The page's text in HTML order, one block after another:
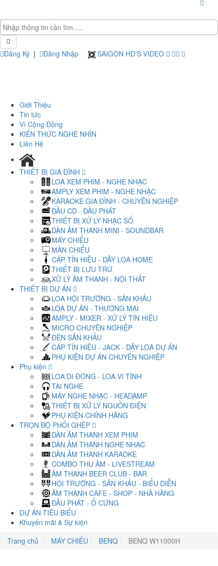
Đăng Ký | Đăng Nhập SAIGON HD'S VIDEO
Giới Thiệu
Tin tức
Vì Cộng Đồng
KIẾN THỨC NGHE NHÌN
Liên Hệ
THIẾT BỊ GIA ĐÌNH
LOA XEM PHIM - NGHE NHẠC
AMPLY XEM PHIM - NGHE NHẠC
KARAOKE GIA ĐÌNH - CHUYÊN NGHIỆP
ĐẦU CD - ĐẦU PHÁT
THIẾT BỊ XỬ LÝ NHẠC SỐ
DÀN ÂM THANH MINI - SOUNDBAR
MÁY CHIẾU
MÀN CHIẾU
CÁP TÍN HIỆU - DÂY LOA HOME
THIẾT BỊ LƯU TRỮ
XỬ LÝ ÂM THANH - NỘI THẤT
THIẾT BỊ DỰ ÁN
LOA HỘI TRƯỜNG - SÂN KHẤU
LOA DỰ ÁN - THƯƠNG MẠI
AMPLY - MIXER - XỬ LÝ TÍN HIỆU
MICRO CHUYÊN NGHIỆP
ĐÈN SÂN KHẤU
CÁP TÍN HIỆU - JACK - DÂY LOA DỰ ÁN
PHỤ KIỆN DỰ ÁN CHUYÊN NGHIỆP
Phụ kiện
LOA DI ĐỘNG - LOA VI TÍNH
TAI NGHE
MÁY NGHE NHẠC - HEADAMP
THIẾT BỊ XỬ LÝ NGUỒN ĐIỆN
PHỤ KIỆN CHÍNH HÃNG
TRỌN BỘ PHỐI GHÉP
DÀN ÂM THANH XEM PHIM
DÀN ÂM THANH NGHE NHẠC
DÀN ÂM THANH KARAOKE
COMBO THU ÂM - LIVESTREAM
ÂM THANH BEER CLUB - BAR
HỘI TRƯỜNG - SÂN KHẤU - BIỂU DIỄN
ÂM THANH CAFE - SHOP - NHÀ HÀNG
ĐẦU PHÁT - Ổ CỨNG
DỰ ÁN TIÊU BIỂU
Khuyến mãi & Sự kiện
Trang chủ
MÁY CHIẾU BENQ BENQ W11000H